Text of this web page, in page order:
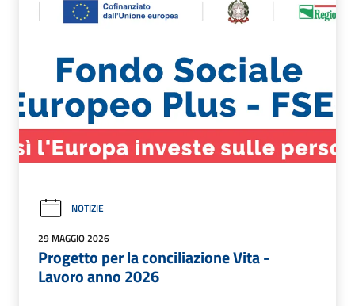
NOTIZIE
29 MAGGIO 2026
Progetto per la conciliazione Vita -
Lavoro anno 2026